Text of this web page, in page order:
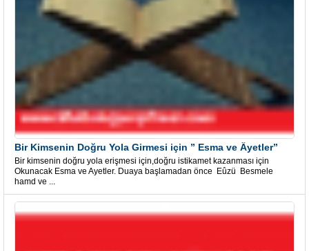
Bir Kimsenin Doğru Yola Girmesi için ” Esma ve Âyetler”
Bir kimsenin doğru yola erişmesi için,doğru istikamet kazanması için
Okunacak Esma ve Ayetler. Duaya başlamadan önce Eûzü Besmele
hamd ve ...